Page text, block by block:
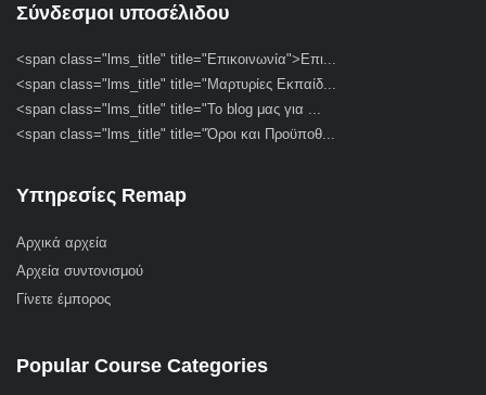
Σύνδεσμοι υποσέλιδου
<span class="lms_title" title="Επικοινωνία">Επι...
<span class="lms_title" title="Μαρτυρίες Εκπαίδ...
<span class="lms_title" title="Το blog μας για ...
<span class="lms_title" title="Όροι και Προϋποθ...
Υπηρεσίες Remap
Αρχικά αρχεία
Αρχεία συντονισμού
Γίνετε έμπορος
Popular Course Categories